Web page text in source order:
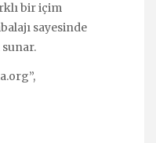
bir içim
sayesinde